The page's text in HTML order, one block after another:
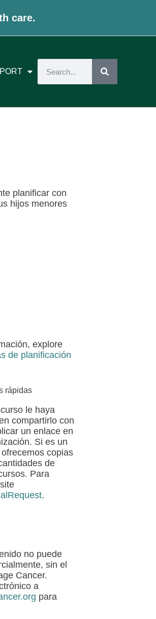
care.
planificar con
hijos menores
explore
de planificación
rápidas
le haya
compartirlo con
un enlace en
Si es un
copias
de
Para
.
no puede
sin el
Cancer.
a
para